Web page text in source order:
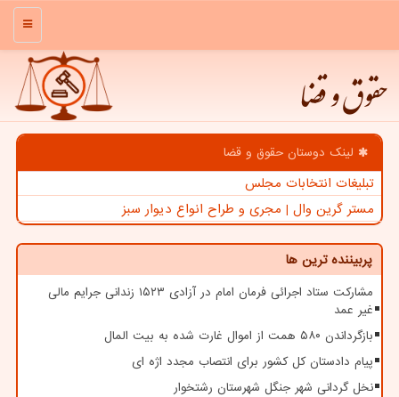
منو
حقوق و قضا
لینک دوستان حقوق و قضا
تبلیغات انتخابات مجلس
مستر گرین وال | مجری و طراح انواع دیوار سبز
پربیننده ترین ها
مشارکت ستاد اجرائی فرمان امام در آزادی ۱۵۲۳ زندانی جرایم مالی
غیر عمد
بازگرداندن ۵۸۰ همت از اموال غارت شده به بیت المال
پیام دادستان کل کشور برای انتصاب مجدد اژه ای
نخل گردانی شهر جنگل شهرستان رشتخوار